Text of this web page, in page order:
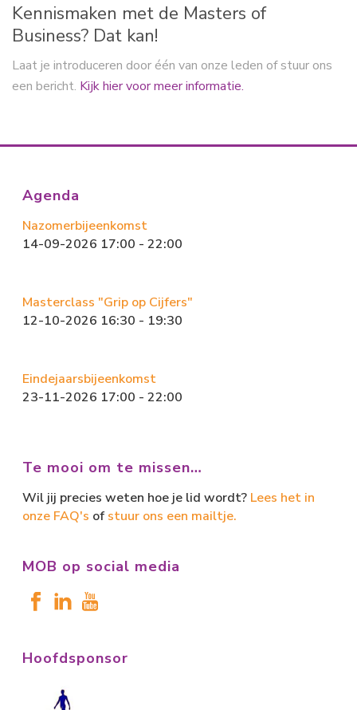
Kennismaken met de Masters of
Business? Dat kan!
Laat je introduceren door één van onze leden of stuur ons
een bericht. Kijk hier voor meer informatie.
Agenda
Nazomerbijeenkomst
14-09-2026 17:00 - 22:00
Masterclass "Grip op Cijfers"
12-10-2026 16:30 - 19:30
Eindejaarsbijeenkomst
23-11-2026 17:00 - 22:00
Te mooi om te missen…
Wil jij precies weten hoe je lid wordt? Lees het in
onze FAQ's of stuur ons een mailtje.
MOB op social media
Hoofdsponsor